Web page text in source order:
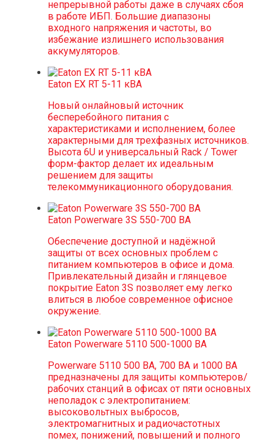
непрерывной работы даже в случаях сбоя
в работе ИБП. Большие диапазоны
входного напряжения и частоты, во
избежание излишнего использования
аккумуляторов.
Eaton EX RT 5-11 кВА
Новый онлайновый источник
бесперебойного питания с
характеристиками и исполнением, более
характерными для трехфазных источников.
Высота 6U и универсальный Rack / Tower
форм-фактор делает их идеальным
решением для защиты
телекоммуникационного оборудования.
Eaton Powerware 3S 550-700 ВА
Обеспечение доступной и надёжной
защиты от всех основных проблем с
питанием компьютеров в офисе и дома.
Привлекательный дизайн и глянцевое
покрытие Eaton 3S позволяет ему легко
влиться в любое современное офисное
окружение.
Eaton Powerware 5110 500-1000 ВА
Powerware 5110 500 ВА, 700 ВА и 1000 ВА
предназначены для защиты компьютеров/
рабочих станций в офисах от пяти основных
неполадок с электропитанием:
высоковольтных выбросов,
электромагнитных и радиочастотных
помех, понижений, повышений и полного